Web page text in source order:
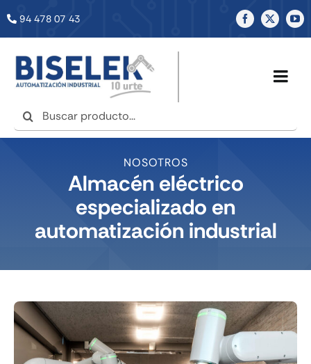
94 478 07 43
Buscar:
INICIO
SERVICIOS
NOTICIAS
CONTACTO
NOSOTROS
Almacén eléctrico
especializado en
automatización industrial